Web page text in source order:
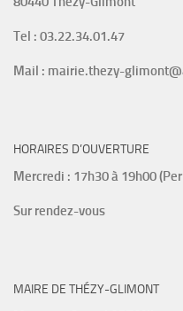
Tel : 03.22.34.01.47
Mail : mairie.thezy-
HORAIRES D’OUVERTURE
Mercredi : 17h30 à 19h00
Sur rendez-vous
MAIRE DE THÉZY-GLIMONT